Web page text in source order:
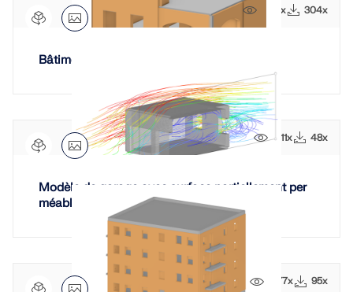
2521x 304x
Bâtiment en maçonnerie et en béton armé
1511x 48x
Modèle de garage avec surface partiellement per
méable au vent
1877x 95x